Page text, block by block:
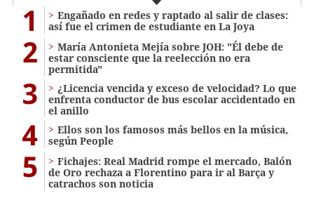
1
Engañado en redes y raptado al salir de clases:
así fue el crimen de estudiante en La Joya
2
María Antonieta Mejía sobre JOH: "Él debe de
estar consciente que la reelección no era
permitida"
3
¿Licencia vencida y exceso de velocidad? Lo que
enfrenta conductor de bus escolar accidentado en
el anillo
4
Ellos son los famosos más bellos en la música,
según People
5
Fichajes: Real Madrid rompe el mercado, Balón
de Oro rechaza a Florentino para ir al Barça y
catrachos son noticia